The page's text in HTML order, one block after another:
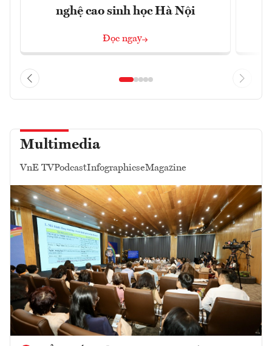
nghệ cao sinh học Hà Nội
Đọc ngay
Multimedia
VnE TVPodcastInfographicseMagazine